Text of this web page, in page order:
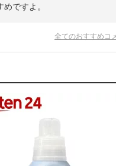
ですよ。
全てのおすすめコ